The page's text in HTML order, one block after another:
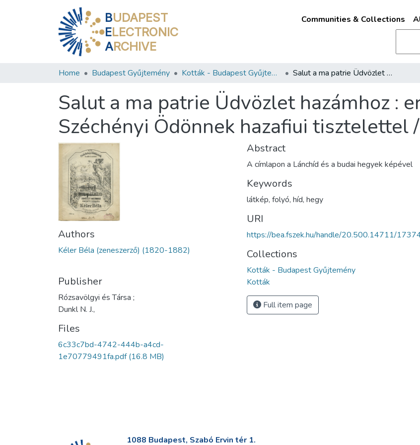
BUDAPEST
ELECTRONIC
ARCHIVE
Communities & Collections
Home Budapest Gyűjtemény Kották - Budapest Gyűjtemény Salut a ma patrie Üdvözlet hazámhoz : eredeti csárdás : Gróf Széchényi Ödönnek hazafiui tisztelettel /
Salut a ma patrie Üdvözlet hazámhoz :
Széchényi Ödönnek hazafiui tisztelettel /
Authors
Kéler Béla (zeneszerző) (1820-1882)
Publisher
Rózsavölgyi és Társa ;
Dunkl N. J.,
Files
6c33c7bd-4742-444b-a4cd-
1e70779491fa.pdf(16.8 MB)
Abstract
A címlapon a Lánchíd és a budai hegyek képével
Keywords
látkép, folyó, híd, hegy
URI
https://bea.fszek.hu/handle/20.500.14711/
Collections
Kották - Budapest Gyűjtemény
Kották
Full item page
1088 Budapest, Szabó Ervin tér 1.